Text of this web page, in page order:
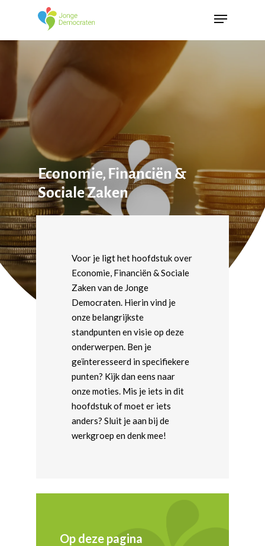
Economie, Financiën &
Sociale Zaken
Voor je ligt het hoofdstuk over
Economie, Financiën & Sociale
Zaken van de Jonge
Democraten. Hierin vind je
onze belangrijkste
standpunten en visie op deze
onderwerpen. Ben je
geïnteresseerd in specifiekere
punten? Kijk dan eens naar
onze moties. Mis je iets in dit
hoofdstuk of moet er iets
anders? Sluit je aan bij de
werkgroep en denk mee!
Op deze pagina